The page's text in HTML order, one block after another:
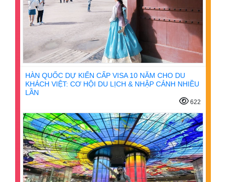
HÀN QUỐC DỰ KIẾN CẤP VISA 10 NĂM CHO DU
KHÁCH VIỆT: CƠ HỘI DU LỊCH & NHẬP CẢNH NHIỀU
LẦN
622